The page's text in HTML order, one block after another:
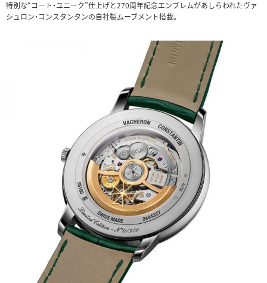
特別な“コート・ユニーク”仕上げと270周年記念エンブレムがあしらわれたヴァ
シュロン・コンスタンタンの自社製ムーブメント搭載。